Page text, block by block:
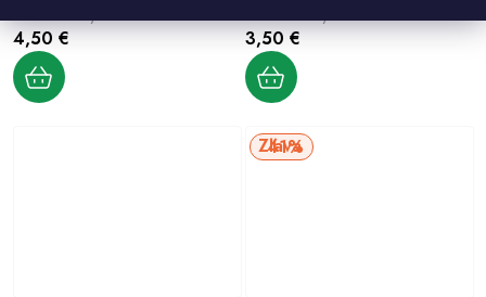
Hladítko Polyuretán 100x400mm
4,50 €
Hladítko Polyuretán 140x280mm
3,50 €
41%